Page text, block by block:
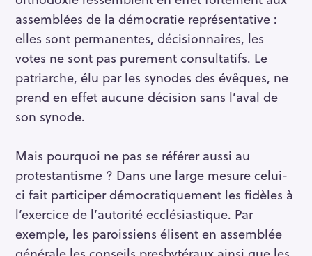
assemblées de la démocratie représentative :
elles sont permanentes, décisionnaires, les
votes ne sont pas purement consultatifs. Le
patriarche, élu par les synodes des évêques, ne
prend en effet aucune décision sans l’aval de
son synode.
Mais pourquoi ne pas se référer aussi au
protestantisme ? Dans une large mesure celui-
ci fait participer démocratiquement les fidèles à
l’exercice de l’autorité ecclésiastique. Par
exemple, les paroissiens élisent en assemblée